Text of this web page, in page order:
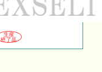
生産
終了品